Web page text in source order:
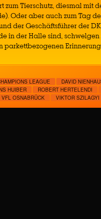
zum Tierschutz, diesmal mit
Oder aber auch zum Tag
der Geschäftsführer der
in der Halle sind, schwelgen
parkettbezogenen
LEAGUE
DAVID
HUIBER ROBERT HERTELENDI
VFL OSNABRÜCK VIKTOR SZILAGYI